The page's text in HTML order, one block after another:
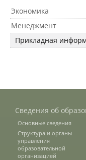
Гордость
Ученый совет
О
Документы
Экономика
Менеджмент
Прикладная
Сведения об
Основные сведения
Структура и органы
управления
образовательной
организацией